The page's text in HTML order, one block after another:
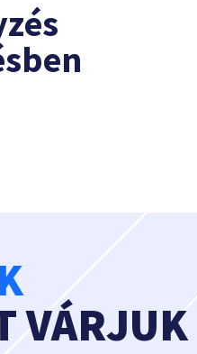
VÁRJUK